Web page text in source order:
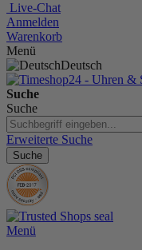
Live-Chat
Anmelden
Warenkorb
Menü
Deutsch
Suche
Suche
Erweiterte Suche
Suche
Menü